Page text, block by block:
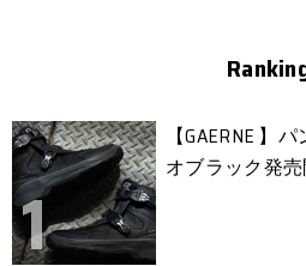
【GAERNE 】
オブラック発